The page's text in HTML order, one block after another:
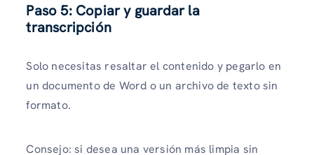
Paso 5: Copiar y guardar la
transcripción
Solo necesitas resaltar el contenido y pegarlo en
un documento de Word o un archivo de texto sin
formato.
Consejo: si desea una versión más limpia sin